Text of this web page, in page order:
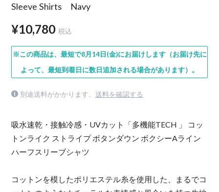
Sleeve Shirts Navy
¥10,780 税込
※この商品は、最短で8月14日(金)にお届けします（お届け先に
よって、最短到着日に数日追加される場合があります）。
別途送料がかかります。 送料を確認する
吸水速乾・接触冷感・UVカット「多機能TECH 」 コッ
トンライク ストライプ ボタンダウン ボクシーAライン
ハーフスリーブシャツ
コットンを模したポリエステル糸を使用した、まるでコ